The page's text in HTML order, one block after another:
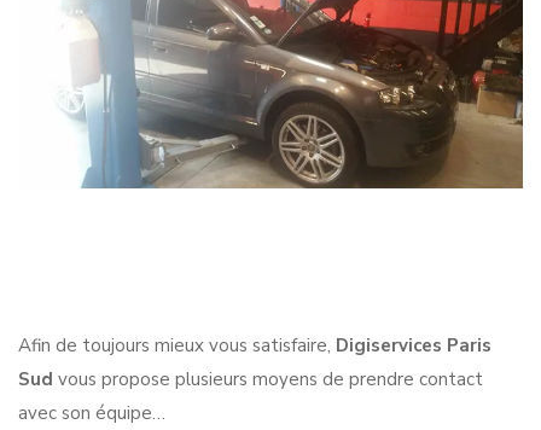
Afin de toujours mieux vous satisfaire, Digiservices Paris
Sud vous propose plusieurs moyens de prendre contact
avec son équipe…